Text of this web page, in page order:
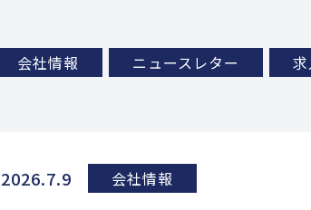
会社情報 ニュースレター
2026.7.9 会社情報